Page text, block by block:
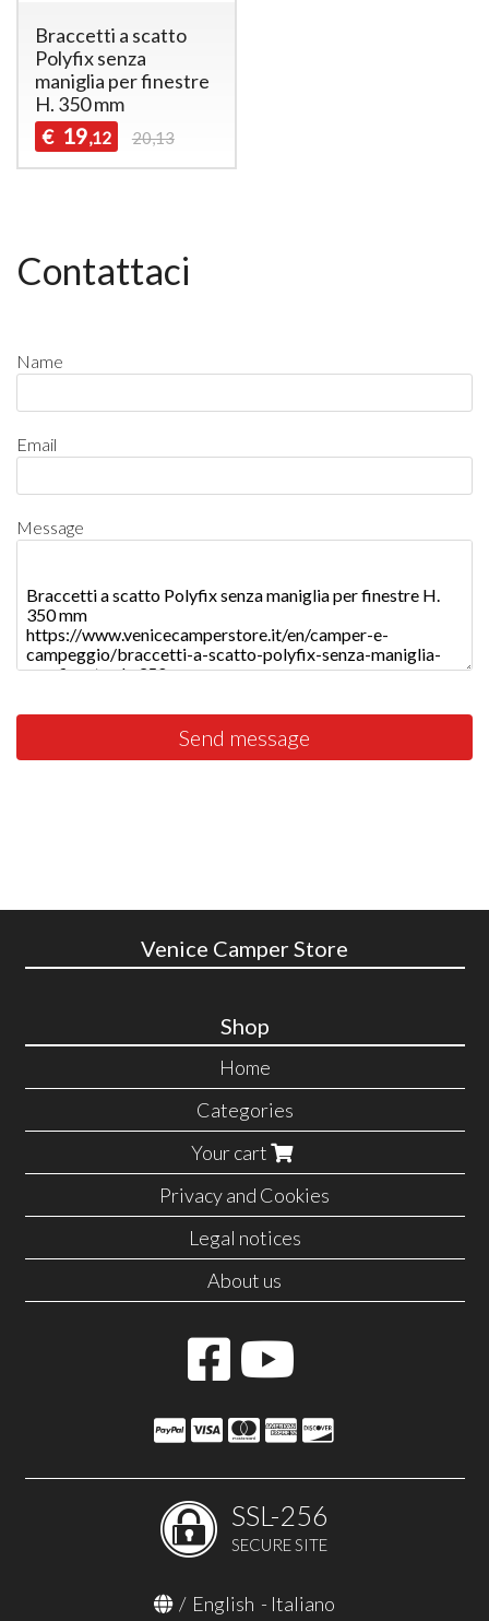
Braccetti a scatto
Polyfix senza
maniglia per finestre
H. 350 mm
€ 19,12 20,13
Contattaci
Name
Email
Message
Send message
Venice Camper Store
Shop
Home
Categories
Your cart
Privacy and Cookies
Legal notices
About us
SSL-256
SECURE SITE
/ English - Italiano